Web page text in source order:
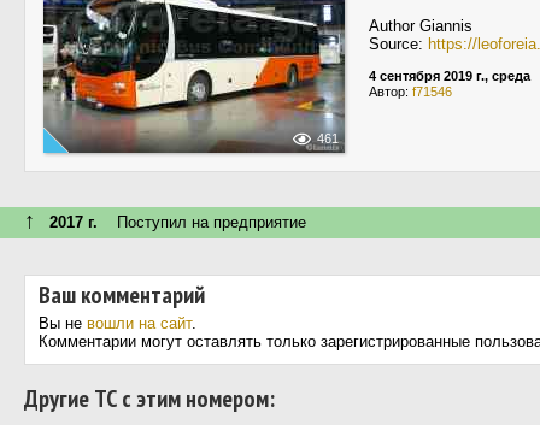
461
Author Giannis
Source: https://
4 сентября 2019 г., среда
Автор: f71546
↑ 2017 г. Поступил на предприятие
Ваш комментарий
Вы не вошли на сайт.
Комментарии могут оставлять только зарегистрированные
Другие ТС с этим номером: